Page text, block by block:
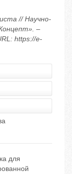
// Научно-
–
https://e-
для